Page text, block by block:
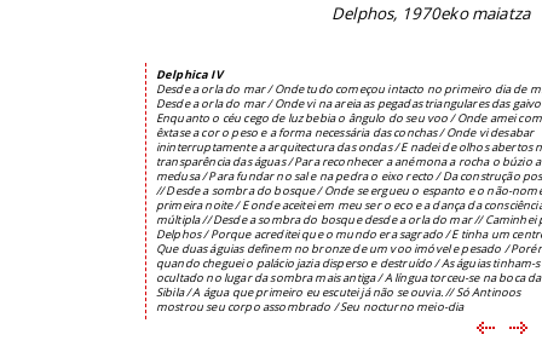
Delphos, 1970eko maiatza
Delphica IV
Desde a orla do mar / Onde tudo começou intacto no primeiro dia de
Desde a orla do mar / Onde vi na areia as pegadas triangulares das
Enquanto o céu cego de luz bebia o ângulo do seu voo / Onde amei com
êxtase a cor o peso e a forma necessária das conchas / Onde vi desabar
ininterruptamente a arquitectura das ondas / E nadei de olhos abertos
transparência das águas / Para reconhecer a anémona a rocha o búzio a
medusa / Para fundar no sal e na pedra o eixo recto / Da construção
// Desde a sombra do bosque / Onde se ergueu o espanto e o não-
primeira noite / E onde aceitei em meu ser o eco e a dança da
múltipla // Desde a sombra do bosque desde a orla do mar // Caminhei
Delphos / Porque acreditei que o mundo era sagrado / E tinha um
Que duas águias definem no bronze de um voo imóvel e pesado /
quando cheguei o palácio jazia disperso e destruído / As águias tinham-
ocultado no lugar da sombra mais antiga / A língua torceu-se na boca da
Sibila / A água que primeiro eu escutei já não se ouvia. // Só Antinoos
mostrou seu corpo assombrado / Seu nocturno meio-dia